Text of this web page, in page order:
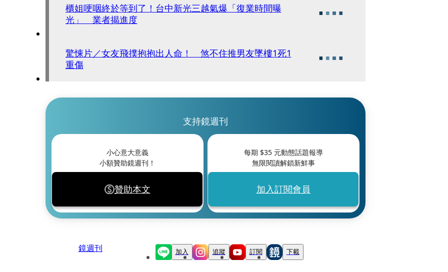
櫃姐哽咽終於等到了！台中新光三越氣爆「復業時間曝
光」 業者揭進度
驚悚片／女友飛撲抱抱出人命！ 煞不住推男友墜樓1死1
重傷
支持鏡週刊
小心意大意義
小額贊助鏡週刊！
贊助本文
每期 $35元動態話題報導
無限閱讀解鎖新鮮事
加入訂閱會員
鏡週刊 加入 追蹤 訂閱 下載